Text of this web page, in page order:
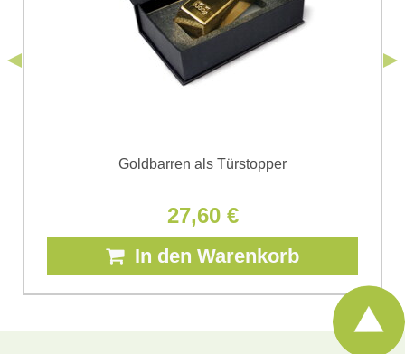
Goldbarren als Türstopper
27,60 €
In den Warenkorb